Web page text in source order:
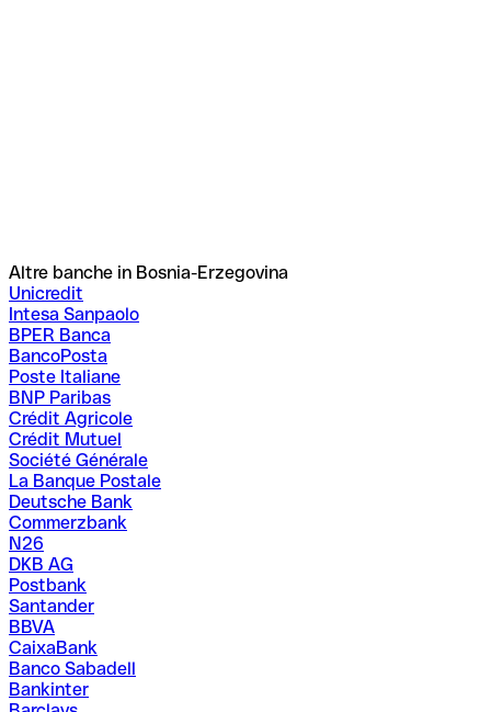
Altre banche in Bosnia-Erzegovina
Unicredit
Intesa Sanpaolo
BPER Banca
BancoPosta
Poste Italiane
BNP Paribas
Crédit Agricole
Crédit Mutuel
Société Générale
La Banque Postale
Deutsche Bank
Commerzbank
N26
DKB AG
Postbank
Santander
BBVA
CaixaBank
Banco Sabadell
Bankinter